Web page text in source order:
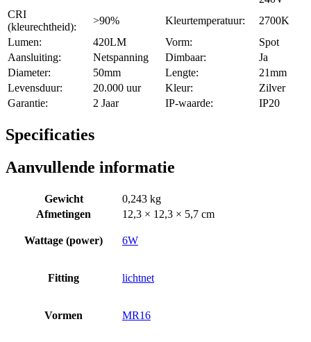
CRI
(kleurechtheid):
>90% Kleurtemperatuur:
2700K
Lumen:
420LM Vorm:
Spot
Aansluiting:
Netspanning Dimbaar:
Ja
Diameter:
50mm Lengte:
21mm
Levensduur:
20.000 uur Kleur:
Zilver
Garantie:
2 Jaar IP-waarde: IP20
Specificaties
Aanvullende informatie
Gewicht
0,243 kg
Afmetingen
12,3 × 12,3 × 5,7 cm
Wattage (power) 6W
Fitting lichtnet
Vormen MR16